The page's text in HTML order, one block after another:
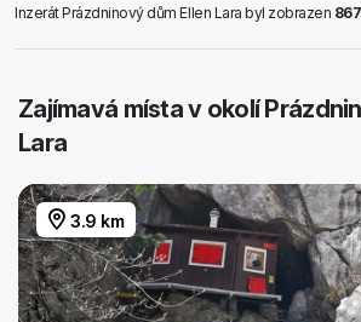
Inzerát Prázdninový dům Ellen Lara byl zobrazen
Zajímavá místa v okolí
Lara
3.9 km